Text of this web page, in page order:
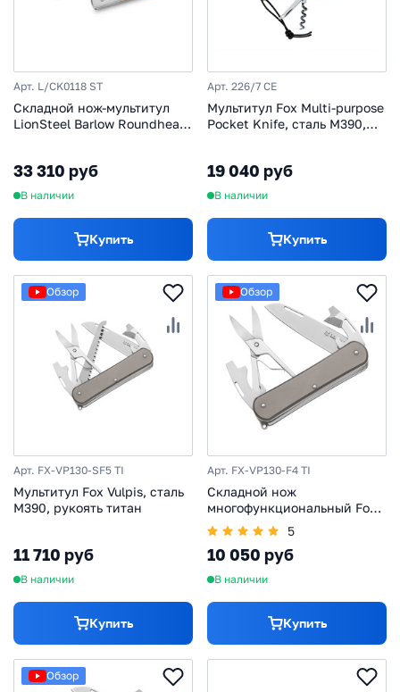
Арт. L/CK0118 ST
Складной нож-мультитул
LionSteel Barlow Roundhead,
33 310 руб
В наличии
Купить
Арт. 226/7 CE
Мультитул Fox Multi-purpose
Pocket Knife, сталь M390,
19 040 руб
В наличии
Купить
Обзор
Арт. FX-VP130-SF5 TI
Мультитул Fox Vulpis, сталь
М390, рукоять титан
11 710 руб
В наличии
Купить
Обзор
Арт. FX-VP130-F4 TI
Складной нож
многофункциональный Fox
Vulpis, сталь M390, рукоять
титан, серый
5
10 050 руб
В наличии
Купить
Обзор